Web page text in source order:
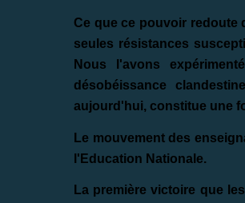
Ce que ce pouvoir redoute
seules résistances
Nous l'avons
désobéissance
aujourd'hui, constitue une
Le mouvement des
l'Education Nationale.
La première victoire que